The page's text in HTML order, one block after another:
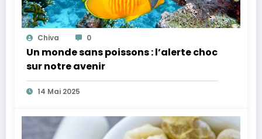
Chiva 0
Un monde sans poissons : l’alerte choc
sur notre avenir
14 Mai 2025